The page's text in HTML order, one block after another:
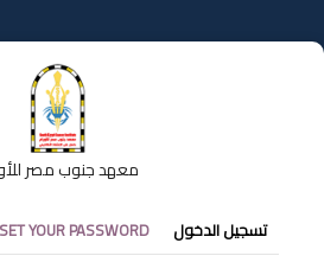
إلى
المحتوى
معهد جنوب مصر
التبويبات
الأساسية
تسجيل الدخول YOUR PASSWORD